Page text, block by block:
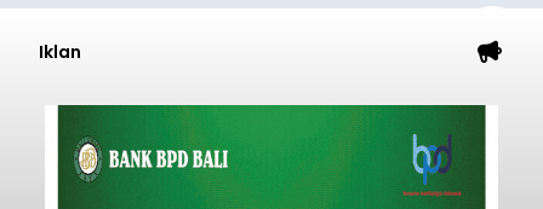
Penyisiran Nelayan Hilang di
Jembrana Masih Misterius:
Jangkau Perairan Perancak
balitribune.co.id I Negara -
Tim SAR Gabungan
terus mengintensifkan upaya pencarian
terhadap seorang nelayan yang diduga terjatuh